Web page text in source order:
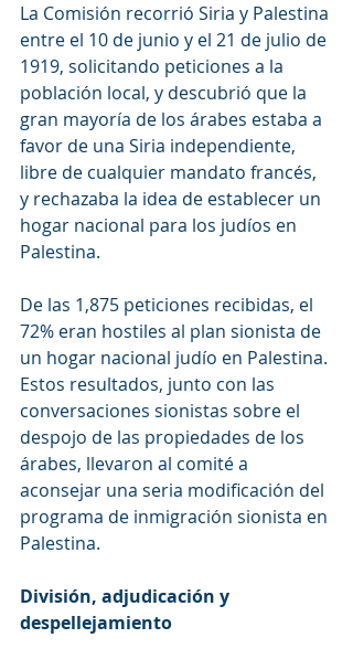
La Comisión recorrió Siria y Palestina
entre el 10 de junio y el 21 de julio de
1919, solicitando peticiones a la
población local, y descubrió que la
gran mayoría de los árabes estaba a
favor de una Siria independiente,
libre de cualquier mandato francés,
y rechazaba la idea de establecer un
hogar nacional para los judíos en
Palestina.
De las 1,875 peticiones recibidas, el
72% eran hostiles al plan sionista de
un hogar nacional judío en Palestina.
Estos resultados, junto con las
conversaciones sionistas sobre el
despojo de las propiedades de los
árabes, llevaron al comité a
aconsejar una seria modificación del
programa de inmigración sionista en
Palestina.
División, adjudicación y
despellejamiento